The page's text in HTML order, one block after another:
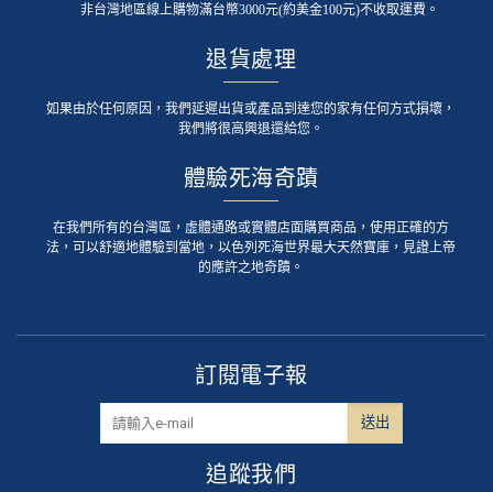
非台灣地區線上購物滿台幣3000元(約美金100元)不收取運費。
退貨處理
如果由於任何原因，我們延遲出貨或產品到達您的家有任何方式損壞，
我們將很高興退還給您。
體驗死海奇蹟
在我們所有的台灣區，虛體通路或實體店面購買商品，使用正確的方
法，可以舒適地體驗到當地，以色列死海世界最大天然寶庫，見證上帝
的應許之地奇蹟。
訂閱電子報
追蹤我們